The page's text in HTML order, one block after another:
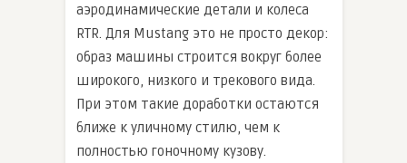
аэродинамические детали и колеса
RTR. Для Mustang это не просто декор:
образ машины строится вокруг более
широкого, низкого и трекового вида.
При этом такие доработки остаются
ближе к уличному стилю, чем к
полностью гоночному кузову.